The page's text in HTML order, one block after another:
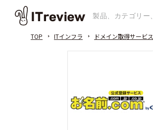
TOP ITインフラ ドメイン取得サービス